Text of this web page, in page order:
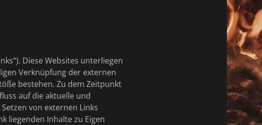
Diese Websites unterliegen
Verknüpfung der externen
bestehen. Zu dem Zeitpunkt
auf die aktuelle und
von externen Links
liegenden Inhalte zu Eigen